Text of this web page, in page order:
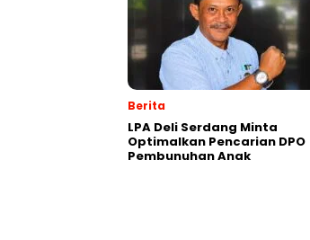
Berita
LPA Deli Serdang Minta
Optimalkan Pencarian DPO
Pembunuhan Anak